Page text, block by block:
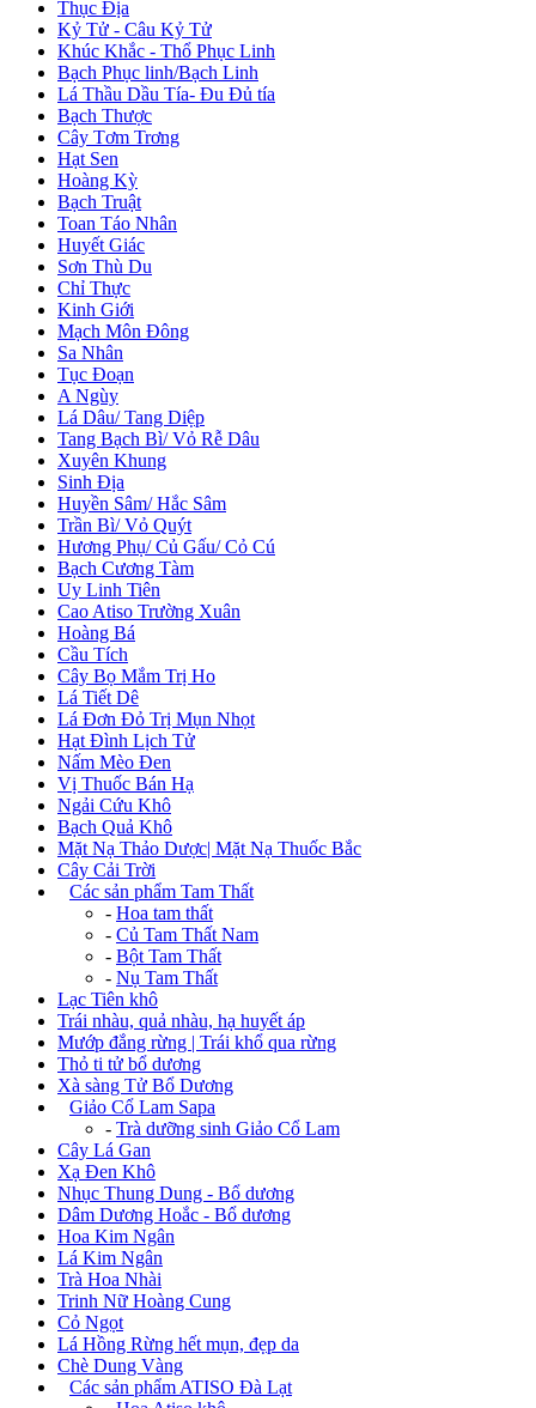
Thục Địa
Kỷ Tử - Câu Kỷ Tử
Khúc Khắc - Thổ Phục Linh
Bạch Phục linh/Bạch Linh
Lá Thầu Dầu Tía- Đu Đủ tía
Bạch Thược
Cây Tơm Trơng
Hạt Sen
Hoàng Kỳ
Bạch Truật
Toan Táo Nhân
Huyết Giác
Sơn Thù Du
Chỉ Thực
Kinh Giới
Mạch Môn Đông
Sa Nhân
Tục Đoạn
A Ngùy
Lá Dâu/ Tang Diệp
Tang Bạch Bì/ Vỏ Rễ Dâu
Xuyên Khung
Sinh Địa
Huyền Sâm/ Hắc Sâm
Trần Bì/ Vỏ Quýt
Hương Phụ/ Củ Gấu/ Cỏ Cú
Bạch Cương Tàm
Uy Linh Tiên
Cao Atiso Trường Xuân
Hoàng Bá
Cầu Tích
Cây Bọ Mắm Trị Ho
Lá Tiết Dê
Lá Đơn Đỏ Trị Mụn Nhọt
Hạt Đình Lịch Tử
Nấm Mèo Đen
Vị Thuốc Bán Hạ
Ngải Cứu Khô
Bạch Quả Khô
Mặt Nạ Thảo Dược| Mặt Nạ Thuốc Bắc
Cây Cải Trời
Các sản phẩm Tam Thất
- Hoa tam thất
- Củ Tam Thất Nam
- Bột Tam Thất
- Nụ Tam Thất
Lạc Tiên khô
Trái nhàu, quả nhàu, hạ huyết áp
Mướp đắng rừng | Trái khổ qua rừng
Thỏ ti tử bổ dương
Xà sàng Tử Bổ Dương
Giảo Cổ Lam Sapa
- Trà dưỡng sinh Giảo Cổ Lam
Cây Lá Gan
Xạ Đen Khô
Nhục Thung Dung - Bổ dương
Dâm Dương Hoắc - Bổ dương
Hoa Kim Ngân
Lá Kim Ngân
Trà Hoa Nhài
Trinh Nữ Hoàng Cung
Cỏ Ngọt
Lá Hồng Rừng hết mụn, đẹp da
Chè Dung Vàng
Các sản phẩm ATISO Đà Lạt